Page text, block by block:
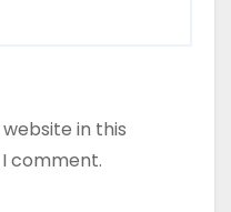
in this
comment.